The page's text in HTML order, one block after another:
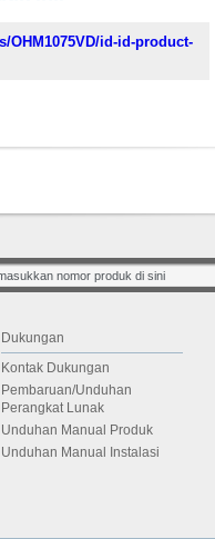
id-id-product-
Dukungan
Kontak Dukungan
Pembaruan/Unduhan
Perangkat Lunak
Unduhan Manual Produk
Unduhan Manual Instalasi